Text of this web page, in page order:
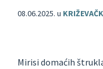
08.06.2025. u
Mirisi domaćih